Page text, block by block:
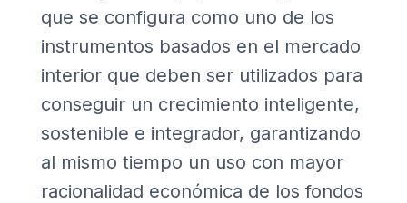
que se configura como uno de los
instrumentos basados en el mercado
interior que deben ser utilizados para
conseguir un crecimiento inteligente,
sostenible e integrador, garantizando
al mismo tiempo un uso con mayor
racionalidad económica de los fondos